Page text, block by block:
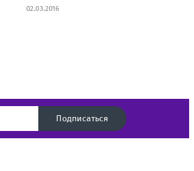
02.03.2016
Подписаться